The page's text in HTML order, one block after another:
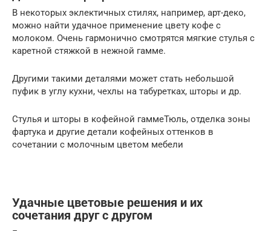
В некоторых эклектичных стилях, например, арт-деко,
можно найти удачное применение цвету кофе с
молоком. Очень гармонично смотрятся мягкие стулья с
каретной стяжкой в нежной гамме.
Другими такими деталями может стать небольшой
пуфик в углу кухни, чехлы на табуретках, шторы и др.
Стулья и шторы в кофейной гаммеТюль, отделка зоны
фартука и другие детали кофейных оттенков в
сочетании с молочным цветом мебели
Удачные цветовые решения и их
сочетания друг с другом